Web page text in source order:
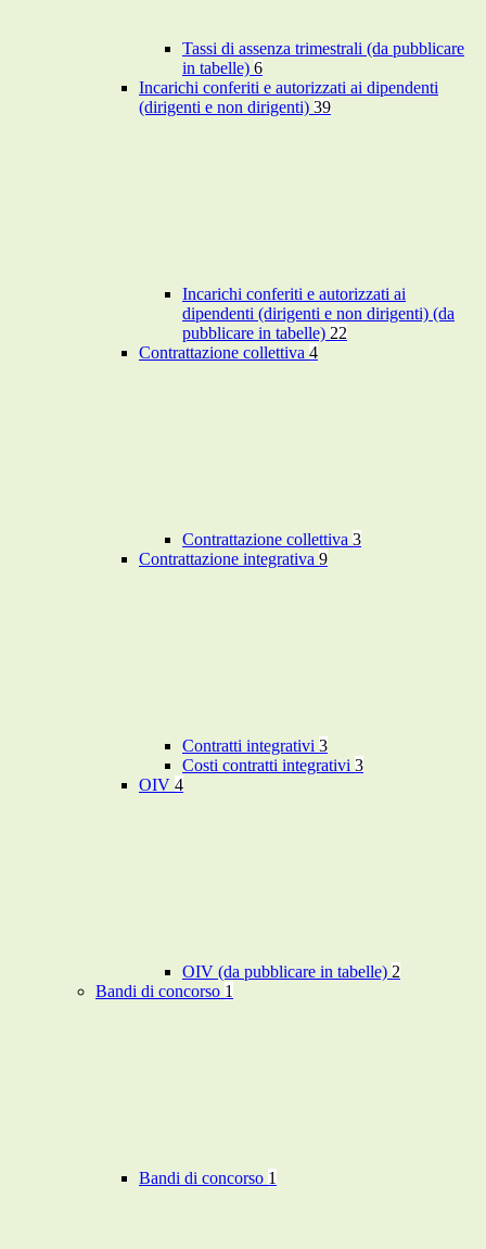
Tassi di assenza trimestrali (da pubblicare
in tabelle) 6
Incarichi conferiti e autorizzati ai dipendenti
(dirigenti e non dirigenti) 39
Incarichi conferiti e autorizzati ai
dipendenti (dirigenti e non dirigenti) (da
pubblicare in tabelle) 22
Contrattazione collettiva 4
Contrattazione collettiva 3
Contrattazione integrativa 9
Contratti integrativi 3
Costi contratti integrativi 3
OIV 4
OIV (da pubblicare in tabelle) 2
Bandi di concorso 1
Bandi di concorso 1